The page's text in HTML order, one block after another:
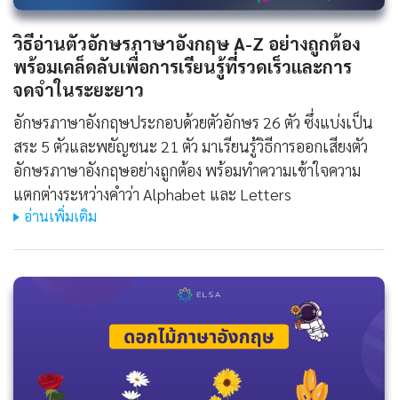
วิธีอ่านตัวอักษรภาษาอังกฤษ A-Z อย่างถูกต้อง
พร้อมเคล็ดลับเพื่อการเรียนรู้ที่รวดเร็วและการ
จดจำในระยะยาว
อักษรภาษาอังกฤษประกอบด้วยตัวอักษร 26 ตัว ซึ่งแบ่งเป็น
สระ 5 ตัวและพยัญชนะ 21 ตัว มาเรียนรู้วิธีการออกเสียงตัว
อักษรภาษาอังกฤษอย่างถูกต้อง พร้อมทำความเข้าใจความ
แตกต่างระหว่างคำว่า Alphabet และ Letters
อ่านเพิ่มเติม